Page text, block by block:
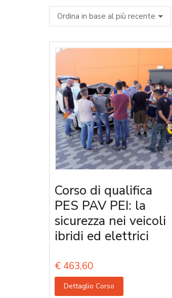
Corso di qualifica
PES PAV PEI: la
sicurezza nei veicoli
ibridi ed elettrici
€ 463,60
Dettaglio Corso